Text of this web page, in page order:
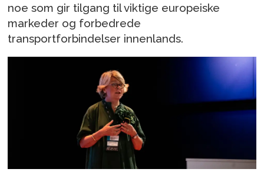
noe som gir tilgang til viktige europeiske
markeder og forbedrede
transportforbindelser innenlands.